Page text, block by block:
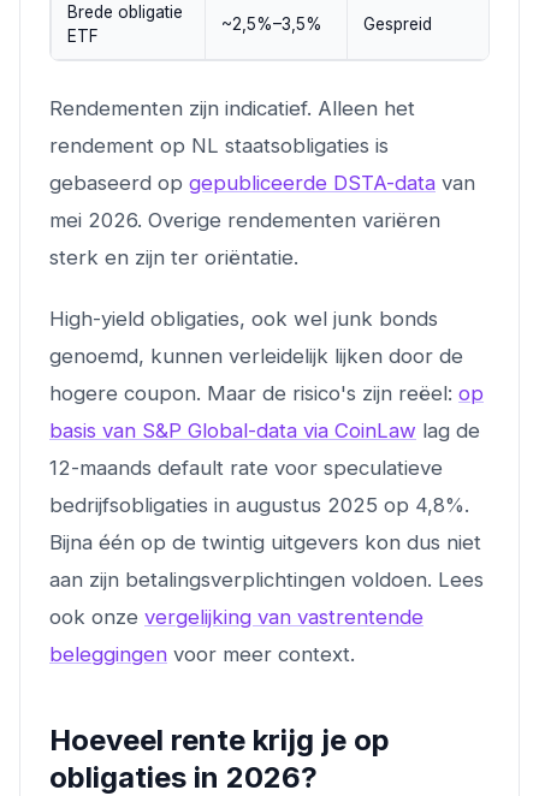
Brede obligatie
ETF
~2,5%–3,5% Gespreid
Rendementen zijn indicatief. Alleen het
rendement op NL staatsobligaties is
gebaseerd op gepubliceerde DSTA-data van
mei 2026. Overige rendementen variëren
sterk en zijn ter oriëntatie.
High-yield obligaties, ook wel junk bonds
genoemd, kunnen verleidelijk lijken door de
hogere coupon. Maar de risico's zijn reëel: op
basis van S&P Global-data via CoinLaw lag de
12-maands default rate voor speculatieve
bedrijfsobligaties in augustus 2025 op 4,8%.
Bijna één op de twintig uitgevers kon dus niet
aan zijn betalingsverplichtingen voldoen. Lees
ook onze vergelijking van vastrentende
beleggingen voor meer context.
Hoeveel rente krijg je op
obligaties in 2026?